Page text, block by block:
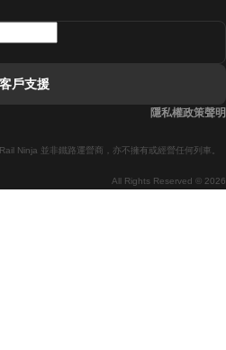
All Rights Reserved © 2026
Ninja 並非鐵路運營商，亦不擁有或經營任何列車。
客戶支援
隱私權政策聲明